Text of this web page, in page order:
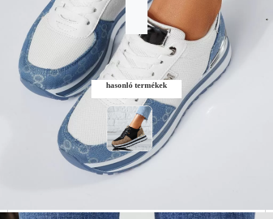
hasonló termékek